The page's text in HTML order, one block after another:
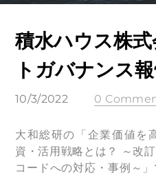
積水ハウス株
トガバナンス
10/3/2022 0
大和総研の「企業価値を
資・活用戦略とは？ ～改
コードへの対応・事例～